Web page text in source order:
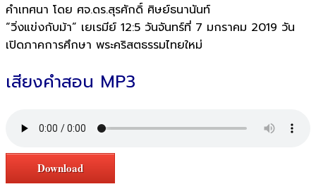
คำเทศนา โดย ศจ.ดร.สุรศักดิ์ ศิษย์ธนานันท์
“วิ่งแข่งกับม้า” เยเรมีย์ 12:5 วันจันทร์ที่ 7 มกราคม 2019 วัน
เปิดภาคการศึกษา พระคริสตธรรมไทยใหม่
เสียงคำสอน MP3
Download